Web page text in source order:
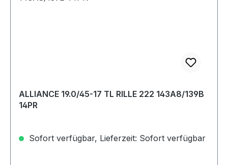
ALLIANCE 19.0/45-17 TL RILLE 222 143A8/139B
14PR
Sofort verfügbar, Lieferzeit: Sofort verfügbar